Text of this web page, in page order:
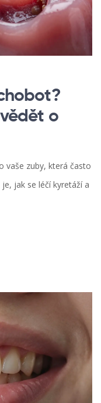
o
vaše zuby, která často
jak se léčí kyretáží a